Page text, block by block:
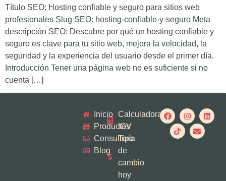
Título SEO: Hosting confiable y seguro para sitios web
profesionales Slug SEO: hosting-confiable-y-seguro Meta
descripción SEO: Descubre por qué un hosting confiable y
seguro es clave para tu sitio web, mejora la velocidad, la
seguridad y la experiencia del usuario desde el primer día.
Introducción Tener una página web no es suficiente si no
cuenta […]
Inicio
Productos
Consultoría
Blog
Calculadora
IGV
Tipo
de
cambio
hoy